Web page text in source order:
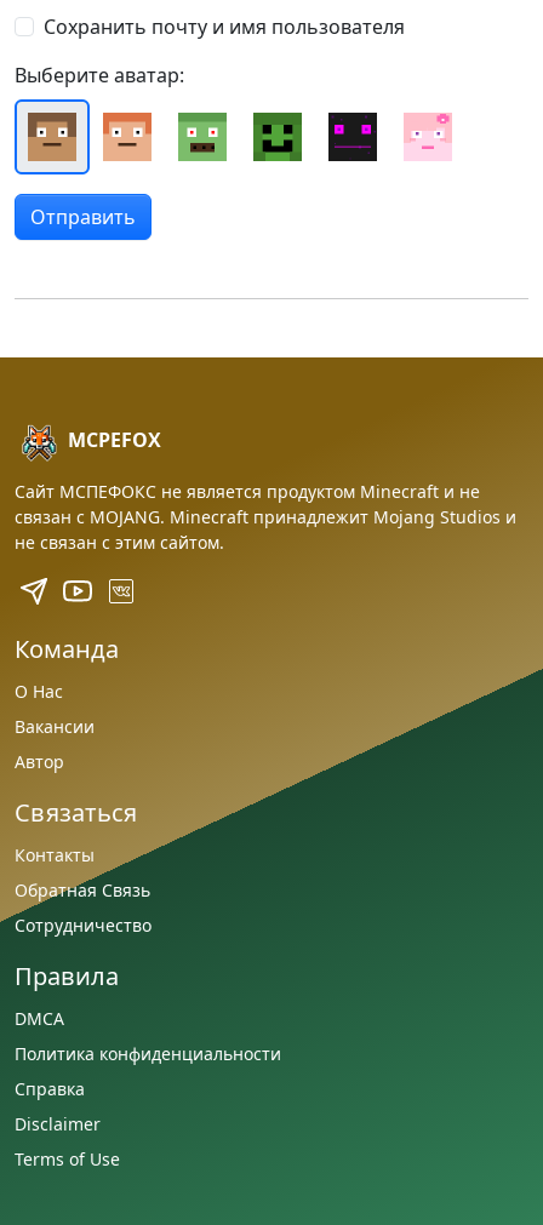
Сохранить почту и имя пользователя
Выберите аватар:
MCPEFOX
Сайт МСПЕФОКС не является продуктом Minecraft и не
связан с MOJANG. Minecraft принадлежит Mojang Studios и
не связан с этим сайтом.
Команда
О Нас
Вакансии
Автор
Связаться
Контакты
Обратная Связь
Сотрудничество
Правила
DMCA
Политика конфиденциальности
Справка
Disclaimer
Terms of Use